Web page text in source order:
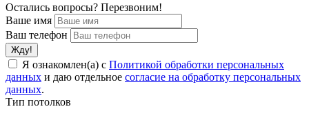
Остались вопросы? Перезвоним!
Ваше имя
Ваш телефон
Я ознакомлен(а) с Политикой обработки персональных
данных и даю отдельное согласие на обработку персональных
данных.
Тип потолков